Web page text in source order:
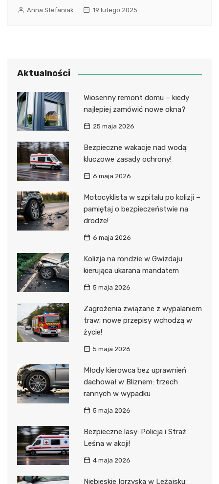
Anna Stefaniak 19 lutego 2025
Aktualności
Wiosenny remont domu – kiedy
najlepiej zamówić nowe okna?
25 maja 2026
Bezpieczne wakacje nad wodą:
kluczowe zasady ochrony!
6 maja 2026
Motocyklista w szpitalu po kolizji –
pamiętaj o bezpieczeństwie na
drodze!
6 maja 2026
Kolizja na rondzie w Gwizdaju:
kierująca ukarana mandatem
5 maja 2026
Zagrożenia związane z wypalaniem
traw: nowe przepisy wchodzą w
życie!
5 maja 2026
Młody kierowca bez uprawnień
dachował w Bliznem: trzech
rannych w wypadku
5 maja 2026
Bezpieczne lasy: Policja i Straż
Leśna w akcji!
4 maja 2026
Niebieskie Igrzyska w Leżajsku: